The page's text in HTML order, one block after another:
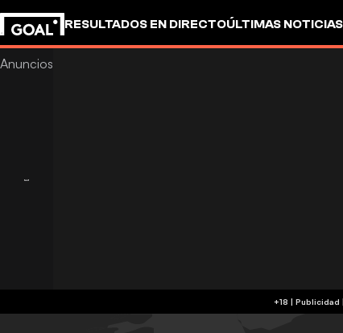
RESULTADOS EN DIRECTOÚLTIMAS NOTICIAS